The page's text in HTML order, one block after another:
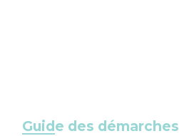
Guide des démarches